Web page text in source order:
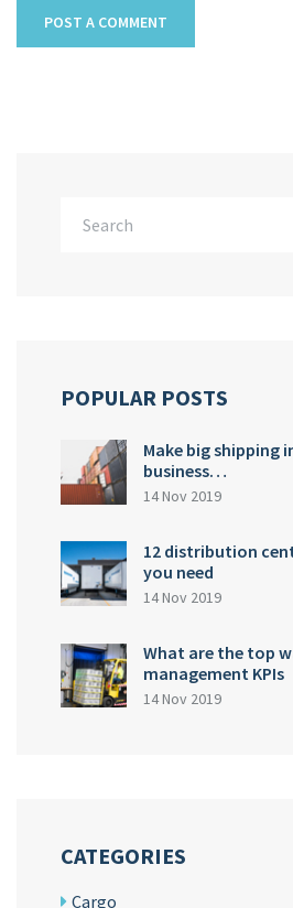
POPULAR POSTS
Make big shipping
business…
14 Nov 2019
12 distribution
you need
14 Nov 2019
What are the top
management KPIs
14 Nov 2019
CATEGORIES
Cargo